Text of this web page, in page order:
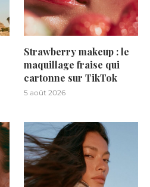
Strawberry makeup : le
maquillage fraise qui
cartonne sur TikTok
5 août 2026